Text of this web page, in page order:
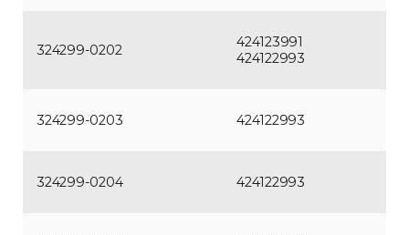
324299-0202
424123991
424122993
324299-0203 424122993
324299-0204 424122993